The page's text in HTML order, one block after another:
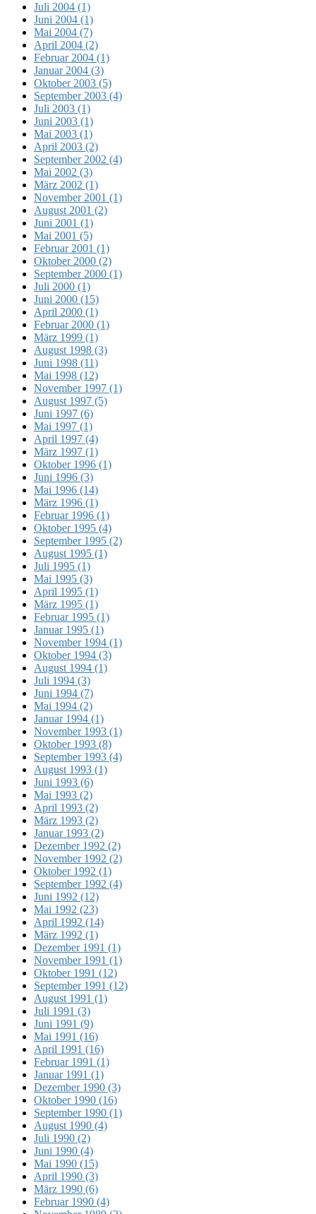
Juli 2004 (1)
Juni 2004 (1)
Mai 2004 (7)
April 2004 (2)
Februar 2004 (1)
Januar 2004 (3)
Oktober 2003 (5)
September 2003 (4)
Juli 2003 (1)
Juni 2003 (1)
Mai 2003 (1)
April 2003 (2)
September 2002 (4)
Mai 2002 (3)
März 2002 (1)
November 2001 (1)
August 2001 (2)
Juni 2001 (1)
Mai 2001 (5)
Februar 2001 (1)
Oktober 2000 (2)
September 2000 (1)
Juli 2000 (1)
Juni 2000 (15)
April 2000 (1)
Februar 2000 (1)
März 1999 (1)
August 1998 (3)
Juni 1998 (11)
Mai 1998 (12)
November 1997 (1)
August 1997 (5)
Juni 1997 (6)
Mai 1997 (1)
April 1997 (4)
März 1997 (1)
Oktober 1996 (1)
Juni 1996 (3)
Mai 1996 (14)
März 1996 (1)
Februar 1996 (1)
Oktober 1995 (4)
September 1995 (2)
August 1995 (1)
Juli 1995 (1)
Mai 1995 (3)
April 1995 (1)
März 1995 (1)
Februar 1995 (1)
Januar 1995 (1)
November 1994 (1)
Oktober 1994 (3)
August 1994 (1)
Juli 1994 (3)
Juni 1994 (7)
Mai 1994 (2)
Januar 1994 (1)
November 1993 (1)
Oktober 1993 (8)
September 1993 (4)
August 1993 (1)
Juni 1993 (6)
Mai 1993 (2)
April 1993 (2)
März 1993 (2)
Januar 1993 (2)
Dezember 1992 (2)
November 1992 (2)
Oktober 1992 (1)
September 1992 (4)
Juni 1992 (12)
Mai 1992 (23)
April 1992 (14)
März 1992 (1)
Dezember 1991 (1)
November 1991 (1)
Oktober 1991 (12)
September 1991 (12)
August 1991 (1)
Juli 1991 (3)
Juni 1991 (9)
Mai 1991 (16)
April 1991 (16)
Februar 1991 (1)
Januar 1991 (1)
Dezember 1990 (3)
Oktober 1990 (16)
September 1990 (1)
August 1990 (4)
Juli 1990 (2)
Juni 1990 (4)
Mai 1990 (15)
April 1990 (3)
März 1990 (6)
Februar 1990 (4)